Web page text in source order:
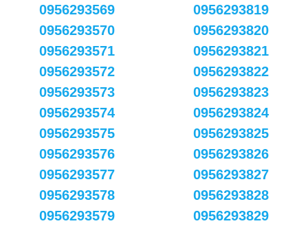
0956293569
0956293570
0956293571
0956293572
0956293573
0956293574
0956293575
0956293576
0956293577
0956293578
0956293579
0956293819
0956293820
0956293821
0956293822
0956293823
0956293824
0956293825
0956293826
0956293827
0956293828
0956293829